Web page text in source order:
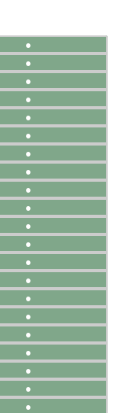
●
●
●
●
●
●
●
●
●
●
●
●
●
●
●
●
●
●
●
●
●